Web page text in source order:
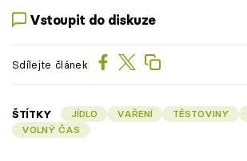
Vstoupit do diskuze
Sdílejte článek
ŠTÍTKY JÍDLO VAŘENÍ TĚSTOVINY
VOLNÝ ČAS